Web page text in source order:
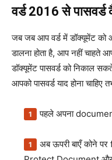
वर्ड 2016 से
जब जब आप वर्ड में डॉक्यूमेंट को
डालना होता है, आप नहीं चाहते
डॉक्यूमेंट पासवर्ड को निकाल
आपको पासवर्ड याद होना
पहले अपना
अब ऊपरी बाएँ कोने